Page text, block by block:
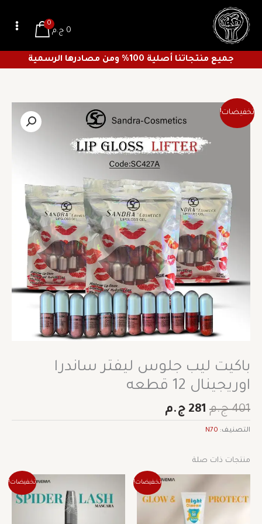
المحتوى
0 ج.م
0
جميع منتجاتنا أصلية 100% ومن مصادرها الرسمية
تخفيضات!
باكيت ليب جلوس ليفتر ساندرا
اوريجينال 12 قطعه
401 ج.م
الأصلي
هو:
401 ج.م.
281 ج.م
الحالي
هو:
281 ج.م.
التصنيف: N70
منتجات ذات صلة
تخفيضات!
السعر
هو:
235 ج.م.
السعر
الحالي
هو:
تخفيضات!
السعر
هو:
183 ج.م.
السعر
الحالي
هو: